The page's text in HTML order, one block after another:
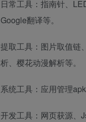
日常工具：指南针、
Google翻译等。
提取工具：图片取值链
析、樱花动漫解析等。
系统工具：应用管理
开发工具：网页获源、